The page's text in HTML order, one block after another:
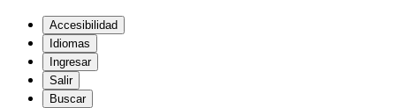
Accesibilidad
Idiomas
Ingresar
Salir
Buscar